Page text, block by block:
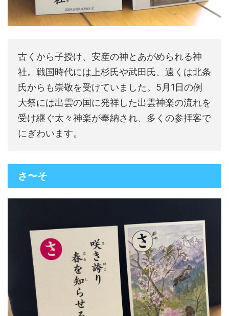
古くから子授け、安産の神とあがめられる神
社。戦国時代には上杉氏や武田氏、遠くは北条
氏からも崇敬を受けていました。5月1日の例
大祭には出雲の国に発祥した出雲神楽の流れを
受け継ぐ太々神楽が奉納され、多くの参拝客で
にぎわいます。
さ〜そ